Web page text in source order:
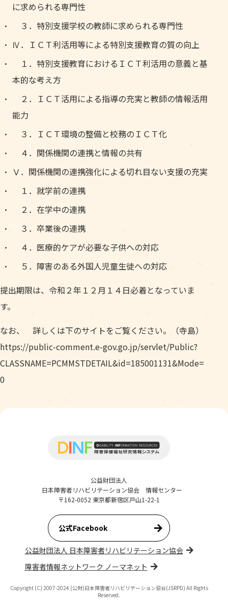
に求められる専門性
３．特別支援学校の教師に求められる専門性
Ⅳ．ＩＣＴ利活用等による特別支援教育の質の向上
１．特別支援教育におけるＩＣＴ利活用の意義と基
本的な考え方
２．ＩＣＴ活用による指導の充実と教師の情報活用
能力
３．ＩＣＴ環境の整備と校務のＩＣＴ化
４．関係機関の連携と情報の共有
Ⅴ．関係機関の連携強化による切れ目ない支援の充実
１．就学前の連携
２．在学中の連携
３．卒業後の連携
４．医療的ケアが必要な子供への対応
５．障害のある外国人児童生徒への対応
提出期限は、令和２年１２月１４日必着となっていま
す。
なお、 詳しくは下のサイトをご覧ください。（寺島）
https://public-comment.e-gov.go.jp/servlet/Public?
CLASSNAME=PCMMSTDETAIL&id=185001131&Mode=
0
公益財団法人
日本障害者リハビリテーション協会 情報センター
〒162-0052 東京都新宿区戸山1-22-1
公式Facebook
公益財団法人 日本障害者リハビリテーション協会
障害者情報ネットワーク ノーマネット
Copyright (C) 2007-2024 (公財)日本障害者リハビリテーション協会(JSRPD) All Rights
Reserved.